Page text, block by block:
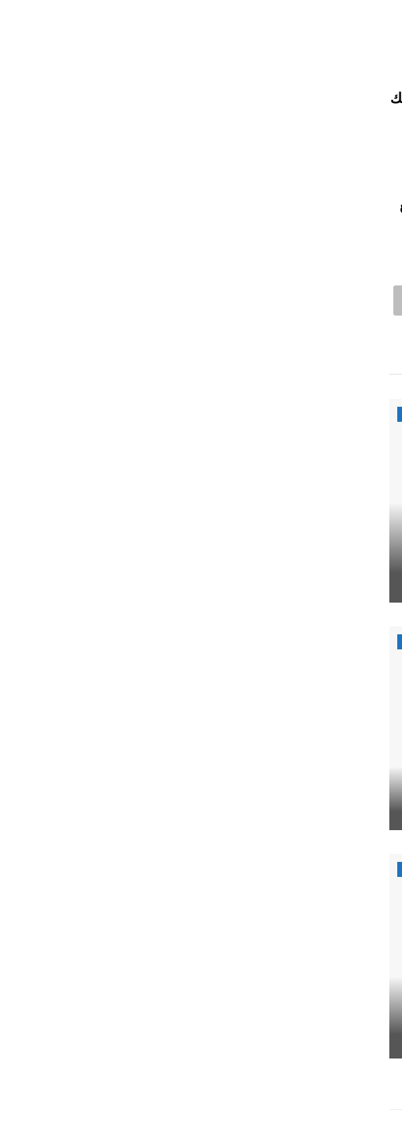
رقم 9، وسلك